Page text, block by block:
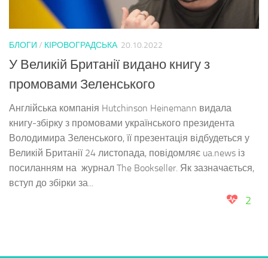
БЛОГИ / КІРОВОГРАДСЬКА 20.10.2022
У Великій Британії видано книгу з
промовами Зеленського
Англійська компанія Hutchinson Heinemann видала
книгу-збірку з промовами українського президента
Володимира Зеленського, її презентація відбудеться у
Великій Британії 24 листопада, повідомляє ua.news із
посиланням на журнал The Bookseller. Як зазначається,
вступ до збірки за...
2